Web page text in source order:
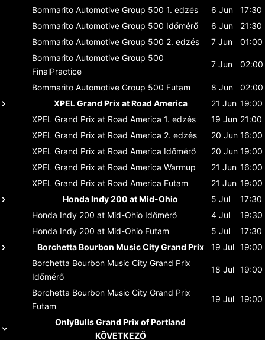
Bommarito Automotive Group 500 1. edzés 6 Jun
17:30
Bommarito Automotive Group 500 Időmérő 6 Jun
21:30
Bommarito Automotive Group 500 2. edzés 7 Jun
01:00
Bommarito Automotive Group 500
FinalPractice
7 Jun 02:00
Bommarito Automotive Group 500 Futam 8 Jun
02:00
XPEL Grand Prix at Road America
21 Jun 19:00
XPEL Grand Prix at Road America 1. edzés 19 Jun 21:00
XPEL Grand Prix at Road America 2. edzés 20 Jun 16:00
XPEL Grand Prix at Road America Időmérő 20 Jun 19:00
XPEL Grand Prix at Road America Warmup 21 Jun 16:00
XPEL Grand Prix at Road America Futam 21 Jun 19:00
Honda Indy 200 at Mid-Ohio
5 Jul
17:30
Honda Indy 200 at Mid-Ohio Időmérő 4 Jul
19:30
Honda Indy 200 at Mid-Ohio Futam 5 Jul
17:30
Borchetta Bourbon Music City Grand Prix
19 Jul 19:00
Borchetta Bourbon Music City Grand Prix
Időmérő
18 Jul 19:00
Borchetta Bourbon Music City Grand Prix
Futam
19 Jul 19:00
OnlyBulls Grand Prix of Portland
KÖVETKEZŐ